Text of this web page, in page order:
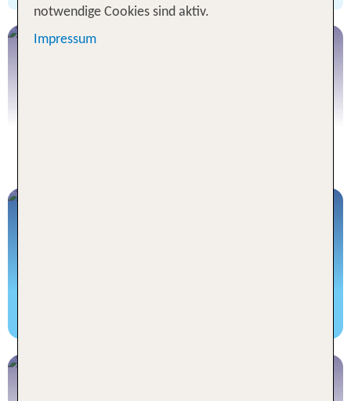
Costa Rica
notwendige Cookies sind aktiv.
Impressum